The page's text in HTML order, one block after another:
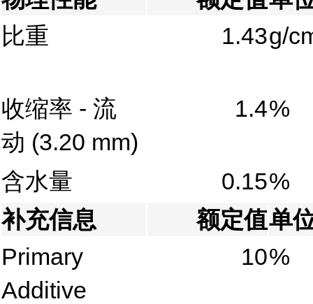
比重
1.43g/
收缩率 - 流
动 (3.20 mm)
1.4%
含水量 0.15%
补充信息
额定值单
Primary
Additive
10%